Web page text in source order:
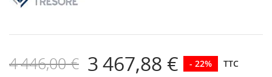
4 446,00 € 3 467,88 € - 22% TTC